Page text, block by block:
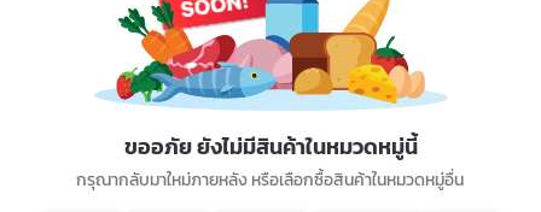
ขออภัย ยังไม่มีสินค้าในหมวดหมู่นี้
กรุณากลับมาใหม่ภายหลัง หรือเลือกซื้อสินค้าในหมวดหมู่อื่น